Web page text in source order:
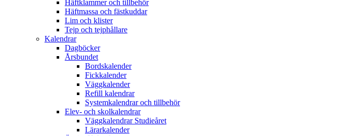
Häftklammer och tillbehör
Häftmassa och fästkuddar
Lim och klister
Tejp och tejphållare
Kalendrar
Dagböcker
Årsbundet
Bordskalender
Fickkalender
Väggkalender
Refill kalendrar
Systemkalendrar och tillbehör
Elev- och skolkalendrar
Väggkalendrar Studieåret
Lärarkalender